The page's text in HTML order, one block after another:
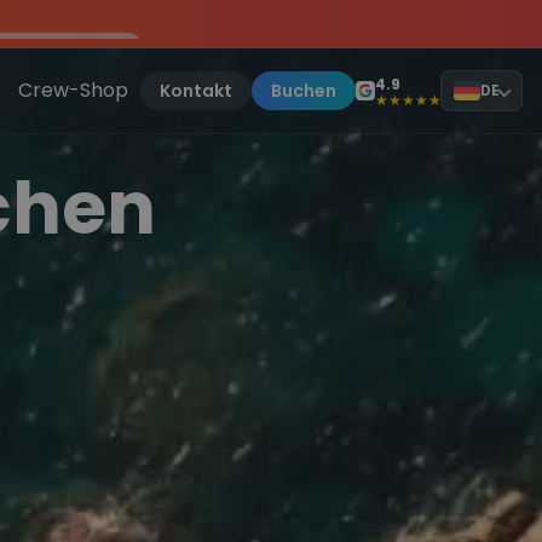
Kroatien! ⛵
sei dabei.
Crew-Shop Kontakt Buchen 4.9
★★★★★ DE